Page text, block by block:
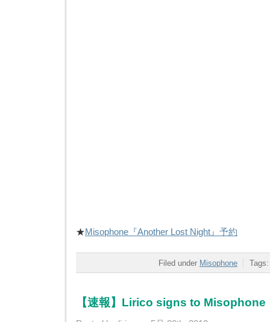
★Misophone『Another Lost Night』予約
Filed under Misophone
【速報】Lirico signs to Misophone